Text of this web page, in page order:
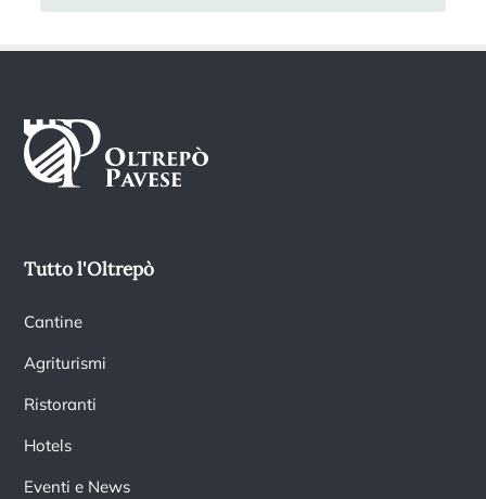
Tutto l'Oltrepò
Cantine
Agriturismi
Ristoranti
Hotels
Eventi e News